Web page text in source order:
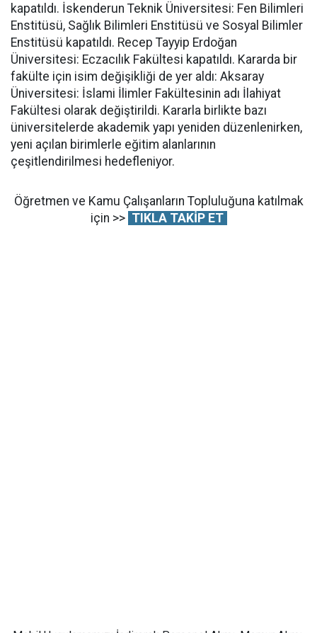
kapatıldı. İskenderun Teknik Üniversitesi: Fen Bilimleri
Enstitüsü, Sağlık Bilimleri Enstitüsü ve Sosyal Bilimler
Enstitüsü kapatıldı. Recep Tayyip Erdoğan
Üniversitesi: Eczacılık Fakültesi kapatıldı. Kararda bir
fakülte için isim değişikliği de yer aldı: Aksaray
Üniversitesi: İslami İlimler Fakültesinin adı İlahiyat
Fakültesi olarak değiştirildi. Kararla birlikte bazı
üniversitelerde akademik yapı yeniden düzenlenirken,
yeni açılan birimlerle eğitim alanlarının
çeşitlendirilmesi hedefleniyor.
Öğretmen ve Kamu Çalışanların Topluluğuna katılmak
için >> TIKLA TAKİP ET